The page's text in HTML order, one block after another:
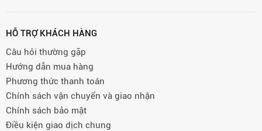
HỖ TRỢ KHÁCH HÀNG
Câu hỏi thường gặp
Hướng dẫn mua hàng
Phương thức thanh toán
Chính sách vận chuyển và giao nhận
Chính sách bảo mật
Điều kiện giao dịch chung